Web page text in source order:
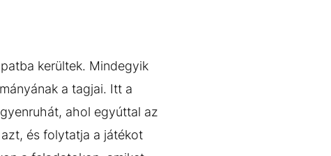
kerültek. Mindegyik
a tagjai. Itt a
ahol egyúttal az
és folytatja a játékot